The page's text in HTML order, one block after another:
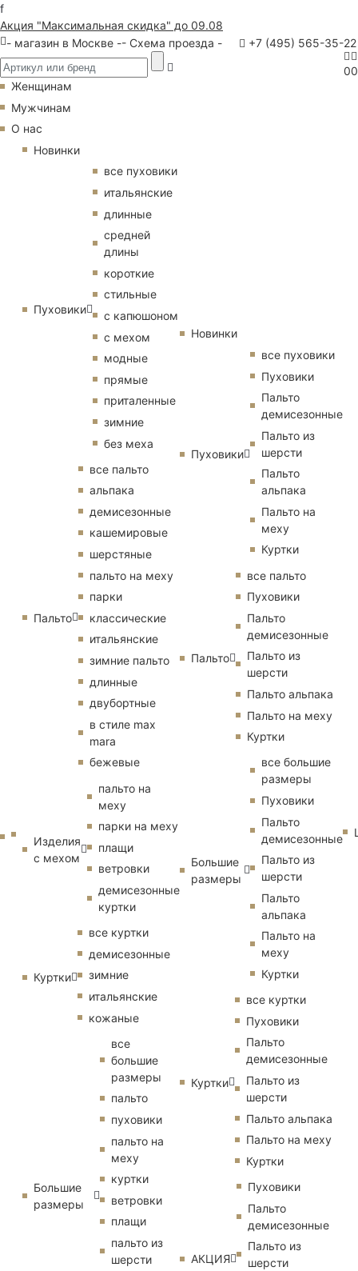
f
Акция "Максимальная скидка" до 09.08
- магазин в Москве -- Схема проезда - +7 (495) 565-35-22
00
Женщинам
Мужчинам
О нас
Новинки
Пуховики
все пуховики
итальянские
длинные
средней
длины
короткие
стильные
с капюшоном
с мехом
модные
прямые
приталенные
зимние
без меха
Пальто
все пальто
альпака
демисезонные
кашемировые
шерстяные
пальто на меху
парки
классические
итальянские
зимние пальто
длинные
двубортные
в стиле max
mara
бежевые
Изделия
с мехом
пальто на
меху
парки на меху
плащи
ветровки
демисезонные
куртки
Куртки
все куртки
демисезонные
зимние
итальянские
кожаные
Большие
размеры
все
большие
размеры
пальто
пуховики
пальто на
меху
куртки
ветровки
плащи
пальто из
шерсти
Новинки
Пуховики
все пуховики
Пуховики
Пальто
демисезонные
Пальто из
шерсти
Пальто
альпака
Пальто на
меху
Куртки
Пальто
все пальто
Пуховики
Пальто
демисезонные
Пальто из
шерсти
Пальто альпака
Пальто на меху
Куртки
Большие
размеры
все большие
размеры
Пуховики
Пальто
демисезонные
Пальто из
шерсти
Пальто
альпака
Пальто на
меху
Куртки
Куртки
все куртки
Пуховики
Пальто
демисезонные
Пальто из
шерсти
Пальто альпака
Пальто на меху
Куртки
АКЦИЯ
Пуховики
Пальто
демисезонные
Пальто из
шерсти